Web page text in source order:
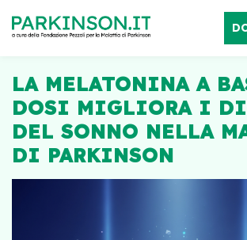
LA MELATONINA A
DOSI MIGLIORA I
DEL SONNO NELLA
DI PARKINSON